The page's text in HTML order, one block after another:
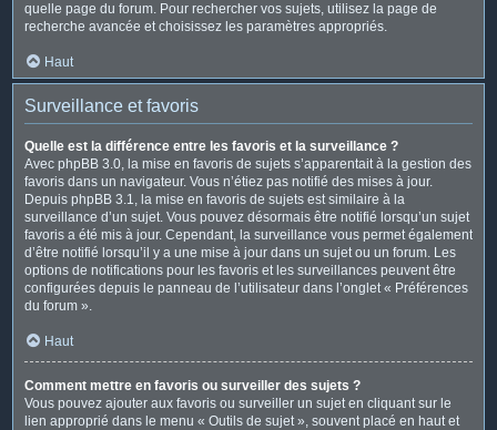
quelle page du forum. Pour rechercher vos sujets, utilisez la page de
recherche avancée et choisissez les paramètres appropriés.
Haut
Surveillance et favoris
Quelle est la différence entre les favoris et la surveillance ?
Avec phpBB 3.0, la mise en favoris de sujets s’apparentait à la gestion des
favoris dans un navigateur. Vous n’étiez pas notifié des mises à jour.
Depuis phpBB 3.1, la mise en favoris de sujets est similaire à la
surveillance d’un sujet. Vous pouvez désormais être notifié lorsqu’un sujet
favoris a été mis à jour. Cependant, la surveillance vous permet également
d’être notifié lorsqu’il y a une mise à jour dans un sujet ou un forum. Les
options de notifications pour les favoris et les surveillances peuvent être
configurées depuis le panneau de l’utilisateur dans l’onglet « Préférences
du forum ».
Haut
Comment mettre en favoris ou surveiller des sujets ?
Vous pouvez ajouter aux favoris ou surveiller un sujet en cliquant sur le
lien approprié dans le menu « Outils de sujet », souvent placé en haut et